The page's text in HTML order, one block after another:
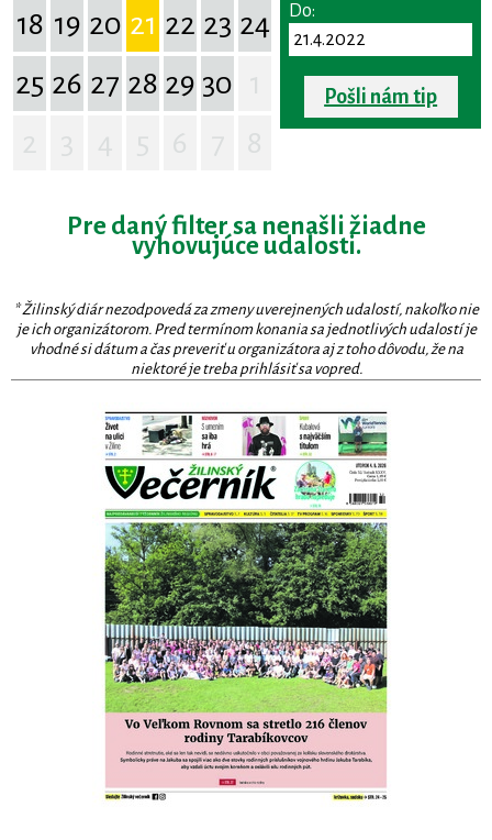
18 19 20 21 22 23 24
25 26 27 28 29 30
Do:
Pošli nám tip
Pre daný filter sa nenašli žiadne
vyhovujúce udalosti.
* Žilinský diár nezodpovedá za zmeny uverejnených udalostí, nakoľko nie
je ich organizátorom. Pred termínom konania sa jednotlivých udalostí je
vhodné si dátum a čas preveriť u organizátora aj z toho dôvodu, že na
niektoré je treba prihlásiť sa vopred.